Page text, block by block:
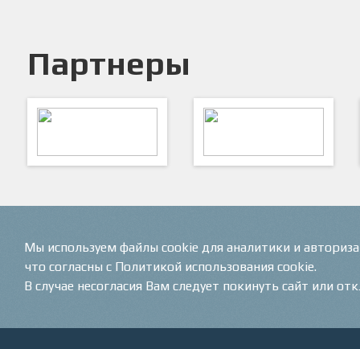
Партнеры
Мы используем файлы cookie для аналитики и
что согласны с Политикой использования cookie.
В случае несогласия Вам следует покинуть сайт или